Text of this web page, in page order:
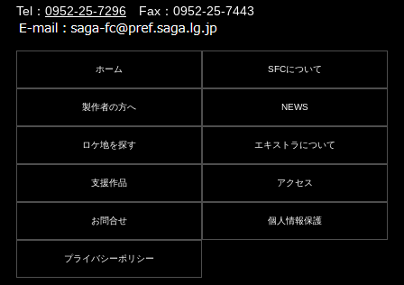
Tel： 0952-25-7296Fax：0952-25-7443
ホーム SFCについて
製作者の方へ NEWS
ロケ地を探す エキストラについて
支援作品 アクセス
お問合せ 個人情報保護
プライバシーポリシー